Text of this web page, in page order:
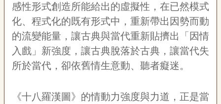
感性形式創造所能給出的虛擬性，在已然模式
化、程式化的既有形式中，重新帶出因勢而動
的流變能量，讓古典與當代重新貼擠出「因情
入戲」新強度，讓古典脫落於古典，讓當代失
所於當代，卻依舊情生意動、聽者癡迷。
《十八羅漢圖》的情動力強度與力道，正是當